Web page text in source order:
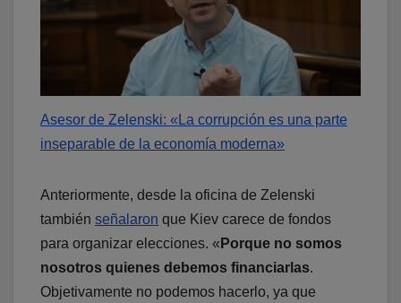
Asesor de Zelenski: «La corrupción es una parte
inseparable de la economía moderna»
Anteriormente, desde la oficina de Zelenski
también señalaron que Kiev carece de fondos
para organizar elecciones. « Porque no somos
nosotros quienes debemos financiarlas.
Objetivamente no podemos hacerlo, ya que